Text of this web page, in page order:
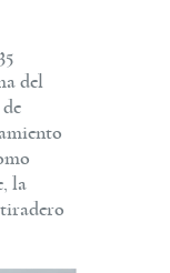
del
la